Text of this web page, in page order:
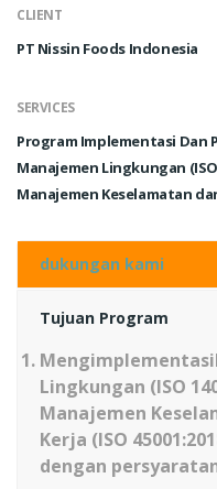
CLIENT
PT Nissin Foods Indonesia
SERVICES
Program Implementasi Dan
Manajemen Lingkungan (ISO
Manajemen Keselamatan
dukungan kami
Tujuan Program
Lingkungan (ISO
Manajemen
Kerja (ISO
dengan